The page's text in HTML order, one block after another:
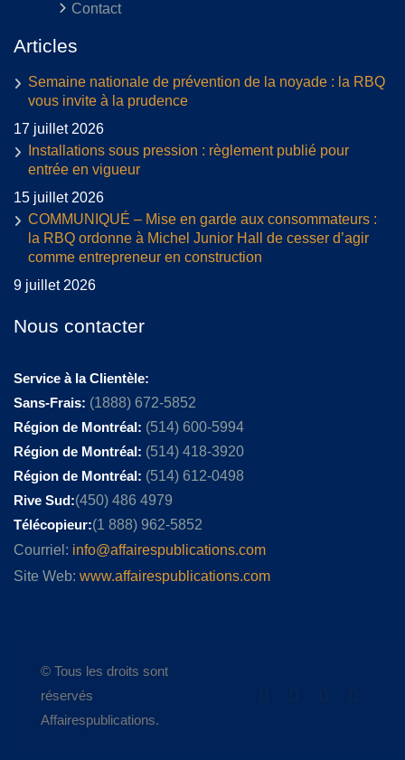
Contact
Articles
Semaine nationale de prévention de la noyade : la RBQ
vous invite à la prudence
17 juillet 2026
Installations sous pression : règlement publié pour
entrée en vigueur
15 juillet 2026
COMMUNIQUÉ – Mise en garde aux consommateurs :
la RBQ ordonne à Michel Junior Hall de cesser d’agir
comme entrepreneur en construction
9 juillet 2026
Nous contacter
Service à la Clientèle:
Sans-Frais: (1888) 672-5852
Région de Montréal: (514) 600-5994
Région de Montréal: (514) 418-3920
Région de Montréal: (514) 612-0498
Rive Sud:(450) 486 4979
Télécopieur:(1 888) 962-5852
Courriel: info@affairespublications.com
Site Web: www.affairespublications.com
© Tous les droits sont
réservés
Affairespublications.